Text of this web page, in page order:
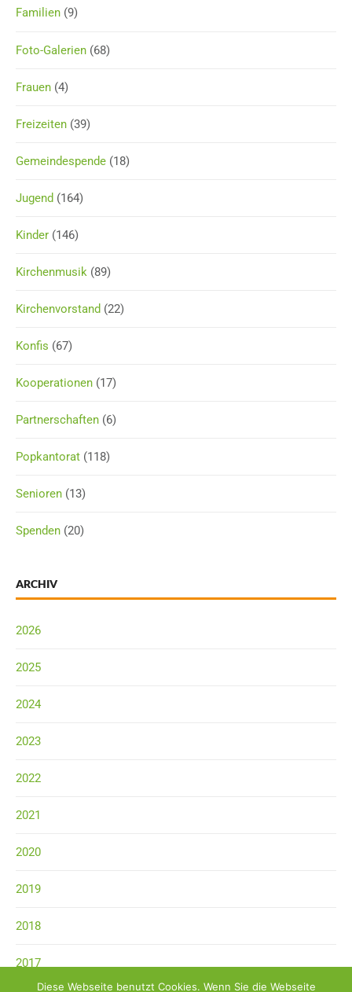
Familien (9)
Foto-Galerien (68)
Frauen (4)
Freizeiten (39)
Gemeindespende (18)
Jugend (164)
Kinder (146)
Kirchenmusik (89)
Kirchenvorstand (22)
Konfis (67)
Kooperationen (17)
Partnerschaften (6)
Popkantorat (118)
Senioren (13)
Spenden (20)
ARCHIV
2026
2025
2024
2023
2022
2021
2020
2019
2018
2017
Diese Webseite benutzt Cookies. Wenn Sie die Webseite